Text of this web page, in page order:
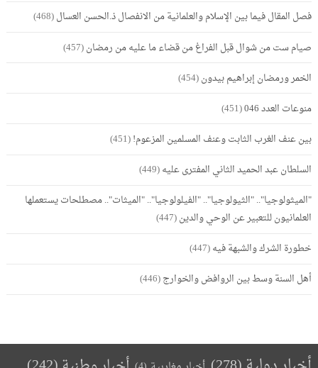
فصل المقال فيما بين الإسلام والعلمانية من الانفصال ذ.الحسن العسال(468)
صيام ست من شوال قبل الفراغ من قضاء ما عليه من رمضان(457)
الخمر ورمضان إبراهيم بيدون(454)
منوعات العدد 046
(451)
بين عنف الغرب الثابت وعنف المسلمين المزعوم!(451)
السلطان عبد الحميد الثاني المفترى عليه(449)
"الميثولوجيا".. "الثيولوجيا".. "الفيلولوجيا".. "الميثات".. مصطلحات يستعملها
العلمانيون للتعبير عن الوحي والدين(447)
خطورة الشرك والشبهة فيه(447)
أهل السنة وسط بين الروافض والخوارج(446)